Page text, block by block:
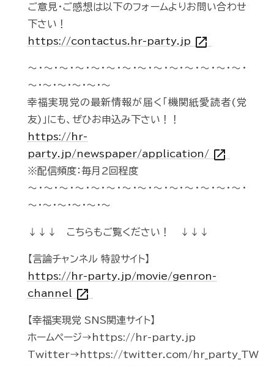
ご意見・ご感想は以下のフォームよりお問い合わせ
下さい！
https://contactus.hr-party.jp open_in_new
～・～・～・～・～・～・～・～・～・～・～・～・～・～・
～・～・～・～・～・～
幸福実現党の最新情報が届く「機関紙愛読者(党
友)」にも、ぜひお申込み下さい！！
https://hr-
party.jp/newspaper/application/ open_in_new
※配信頻度：毎月2回程度
～・～・～・～・～・～・～・～・～・～・～・～・～・～・
～・～・～・～・～・～
↓↓↓ こちらもご覧ください！ ↓↓↓
【言論チャンネル 特設サイト】
https://hr-party.jp/movie/genron-
channel open_in_new
【幸福実現党 SNS関連サイト】
ホームページ→https://hr-party.jp
Twitter→https://twitter.com/hr_party_TW